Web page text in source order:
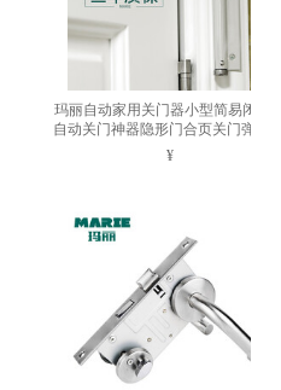
玛丽自动家用关门器小型简易闭门器
自动关门神器隐形门合页关门弹簧 滚
轮2.0-大号-珍珠色
¥